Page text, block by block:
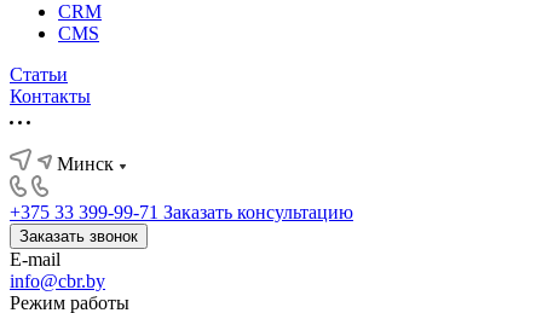
CRM
CMS
Статьи
Контакты
Минск
+375 33 399-99-71 Заказать консультацию
Заказать звонок
E-mail
info@cbr.by
Режим работы